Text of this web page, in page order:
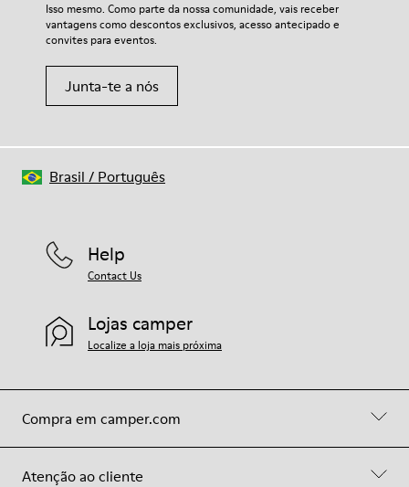
Isso mesmo. Como parte da nossa comunidade, vais receber
vantagens como descontos exclusivos, acesso antecipado e
convites para eventos.
Junta-te a nós
Compra em camper.com
Atenção ao cliente
Help
Contact Us
Lojas camper
Localize a loja mais próxima
Brasil / Português